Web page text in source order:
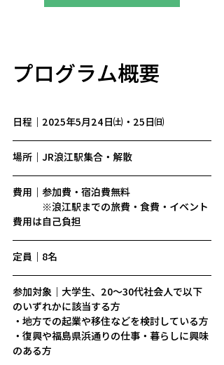
プログラム概要
日程｜2025年5月24日㈯・25日㈰
​場所｜JR浪江駅集合・解散
費用｜参加費・宿泊費無料
​　　　※浪江駅までの旅費・食費・イベント
費用は自己負担
定員｜8名
参加対象｜大学生、20～30代社会人で以下
のいずれかに該当する方
・地方での起業や移住などを検討している方
​・復興や福島県浜通りの仕事・暮らしに興味
のある方